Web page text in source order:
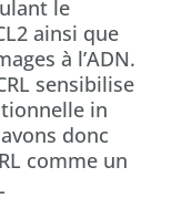
le
ainsi que
à l’ADN.
sensibilise
in
donc
comme un